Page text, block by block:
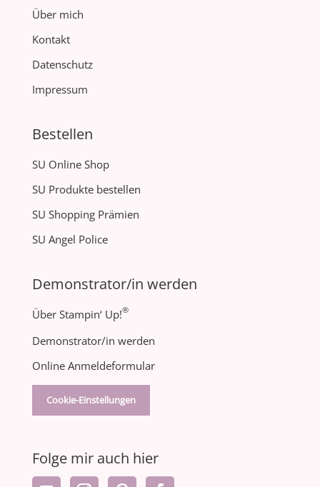
Über mich
Kontakt
Datenschutz
Impressum
Bestellen
SU Online Shop
SU Produkte bestellen
SU Shopping Prämien
SU Angel Police
Demonstrator/in werden
Über Stampin‘ Up!®
Demonstrator/in werden
Online Anmeldeformular
Cookie-Einstellungen
Folge mir auch hier